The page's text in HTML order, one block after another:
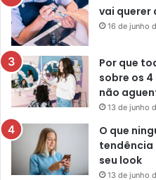
vai querer
16 de junho
Por que
sobre os
não
13 de junho
O que
tendência
seu look
13 de junho